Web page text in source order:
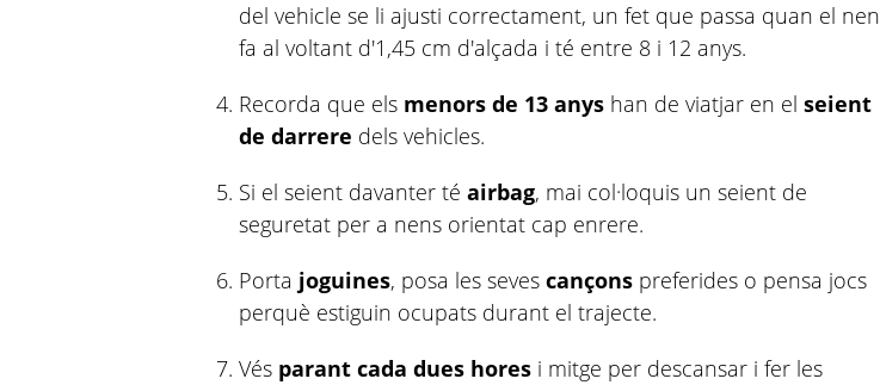
del vehicle se li ajusti correctament, un fet que passa quan el nen
fa al voltant d'1,45 cm d'alçada i té entre 8 i 12 anys.
Recorda que els menors de 13 anys han de viatjar en elseient
de darrere dels vehicles.
Si el seient davanter téairbag, mai col·loquis un seient de
seguretat per a nens orientat cap enrere.
Porta joguines, posa les sevescançons preferides o pensa jocs
perquè estiguin ocupats durant el trajecte.
Vés parant cada dues hores i mitge per descansar i fer les